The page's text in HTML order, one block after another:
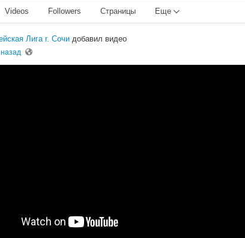
Videos Followers Страницы Еще
Лига г. Сочи добавил видео